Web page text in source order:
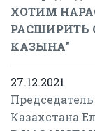
ХОТИМ
РАСШИРИТЬ
КАЗЫНА"
27.12.2021
Казахстана